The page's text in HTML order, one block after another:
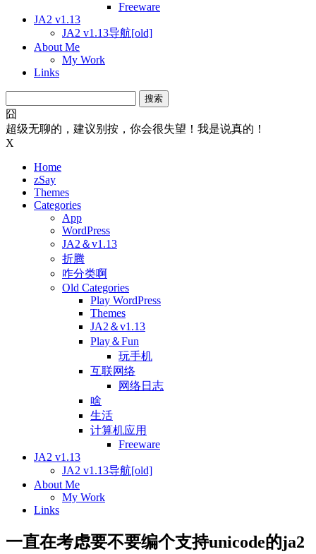
Freeware
JA2 v1.13
JA2 v1.13导航[old]
About Me
My Work
Links
索：
囧
超级无聊的，建议别按，你会很失望！我是说真的！
X
Home
zSay
Themes
Categories
App
WordPress
JA2＆v1.13
折腾
咋分类啊
Old Categories
Play WordPress
Themes
JA2＆v1.13
Play＆Fun
玩手机
互联网络
网络日志
啥
生活
计算机应用
Freeware
JA2 v1.13
JA2 v1.13导航[old]
About Me
My Work
Links
一直在考虑要不要编个支持unicode的ja2